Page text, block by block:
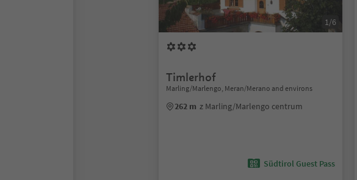
1/6
Timlerhof
Marling/Marlengo, Meran/Merano and environs
262 m z Marling/Marlengo centrum
Südtirol Guest Pass